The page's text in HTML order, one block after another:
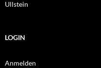
Ullstein
LOGIN
Anmelden